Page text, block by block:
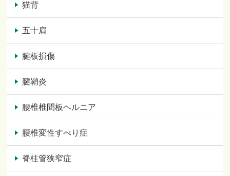
猫背
五十肩
腱板損傷
腱鞘炎
腰椎椎間板ヘルニア
腰椎変性すべり症
脊柱管狭窄症